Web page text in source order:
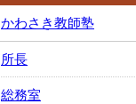
かわさき教師塾
所長
総務室